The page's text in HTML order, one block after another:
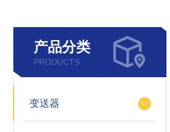
产品分类
PRODUCTS
变送器